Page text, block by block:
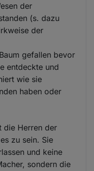
der
(s. dazu
der
gefallen bevor
entdeckte und
wie sie
haben oder
die Herren der
zu sein. Sie
und keine
sondern die